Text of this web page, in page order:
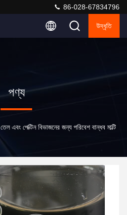
86-028-67834796
উদ্ধৃতি
পণ্য
তেল এবং পেক্টিন বিভাজনের জন্য পরিবেশ বান্ধব মাল্টি